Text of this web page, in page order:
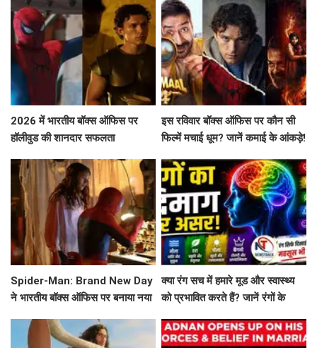
2026 में भारतीय बॉक्स ऑफिस पर
हॉलीवुड की शानदार सफलता
इस रविवार बॉक्स ऑफिस पर कौन सी
फिल्में मचाई धूम? जानें कमाई के आंकड़े!
Spider-Man: Brand New Day
ने भारतीय बॉक्स ऑफिस पर बनाया नया
क्या रंग सच में हमारे मूड और स्वास्थ्य
को प्रभावित करते हैं? जानें रंगों के